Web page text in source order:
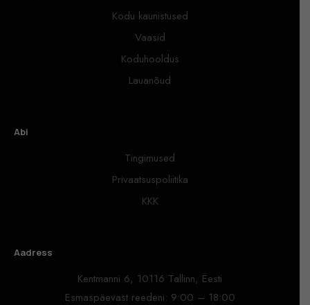
Kodu kaunistused
Vaasid
Koduhooldus
Lauanõud
Abi
Tingimused
Privaatsuspoliitika
KKK
Aadress
Kentmanni 6, 10116 Tallinn, Eesti
Esmaspäevast reedeni: 9:00 – 18:00